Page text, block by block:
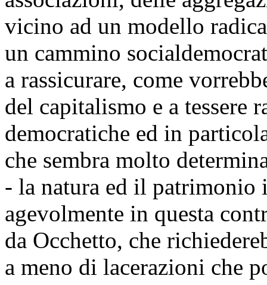
vicino ad un modello
un cammino
a rassicurare, come
del capitalismo e a tessere
democratiche ed in
che sembra molto
- la natura ed il patrimonio
agevolmente in questa
da Occhetto, che
a meno di lacerazioni che